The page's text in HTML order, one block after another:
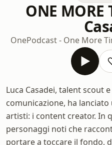
ONE
OnePodcast - One More
Luca Casadei, talent scout
comunicazione, ha
artisti: i content creator. In
personaggi noti che
portare a toccare il fondo,